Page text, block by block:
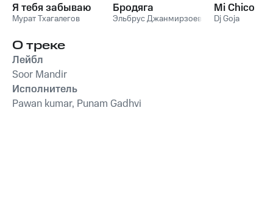
Я тебя забываю
Мурат Тхагалегов
Бродяга
Эльбрус Джанмирзоев
Mi Chico
Dj Goja
О треке
Лейбл
Soor Mandir
Исполнитель
Pawan kumar, Punam Gadhvi